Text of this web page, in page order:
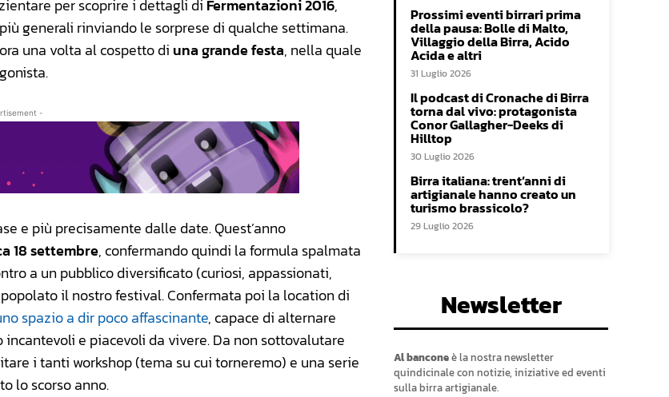
per scoprire i dettagli di Fermentazioni 2016,
generali rinviando le sorprese di qualche settimana.
una volta al cospetto di una grande festa, nella quale
-
e più precisamente dalle date. Quest’anno
18 settembre, confermando quindi la formula spalmata
a un pubblico diversificato (curiosi, appassionati,
il nostro festival. Confermata poi la location di
spazio a dir poco affascinante, capace di alternare
e piacevoli da vivere. Da non sottovalutare
i tanti workshop (tema su cui torneremo) e una serie
lo scorso anno.
Prossimi eventi birrari prima
della pausa: Bolle di Malto,
Villaggio della Birra, Acido
Acida e altri
31 Luglio 2026
Il podcast di Cronache di Birra
torna dal vivo: protagonista
Conor Gallagher-Deeks di
Hilltop
30 Luglio 2026
Birra italiana: trent’anni di
artigianale hanno creato un
turismo brassicolo?
29 Luglio 2026
Newsletter
Al banconeè la nostra newsletter
quindicinale con notizie, iniziative ed eventi
sulla birra artigianale.